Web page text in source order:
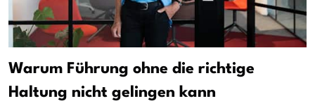
Warum Führung ohne die richtige
Haltung nicht gelingen kann